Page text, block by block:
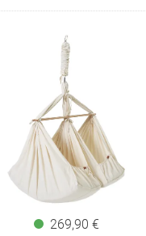
269,90 €